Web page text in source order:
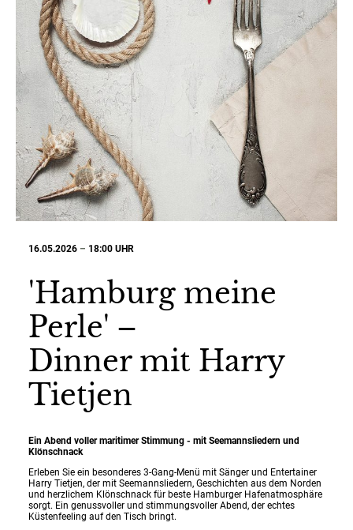
16.05.2026 – 18:00 UHR
'Hamburg meine
Perle' –
Dinner mit Harry
Tietjen
Ein Abend voller maritimer Stimmung - mit Seemannsliedern und
Klönschnack
Erleben Sie ein besonderes 3-Gang-Menü mit Sänger und Entertainer
Harry Tietjen, der mit Seemannsliedern, Geschichten aus dem Norden
und herzlichem Klönschnack für beste Hamburger Hafenatmosphäre
sorgt. Ein genussvoller und stimmungsvoller Abend, der echtes
Küstenfeeling auf den Tisch bringt.